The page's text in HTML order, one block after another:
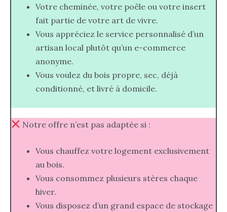
Votre cheminée, votre poêle ou votre insert
fait partie de votre art de vivre.
Vous appréciez le service personnalisé d’un
artisan local plutôt qu’un e-commerce
anonyme.
Vous voulez du bois propre, sec, déjà
conditionné, et livré à domicile.
Notre offre n’est pas adaptée si :
Vous chauffez votre logement exclusivement
au bois.
Vous consommez plusieurs stères chaque
hiver.
Vous disposez d’un grand espace de stockage